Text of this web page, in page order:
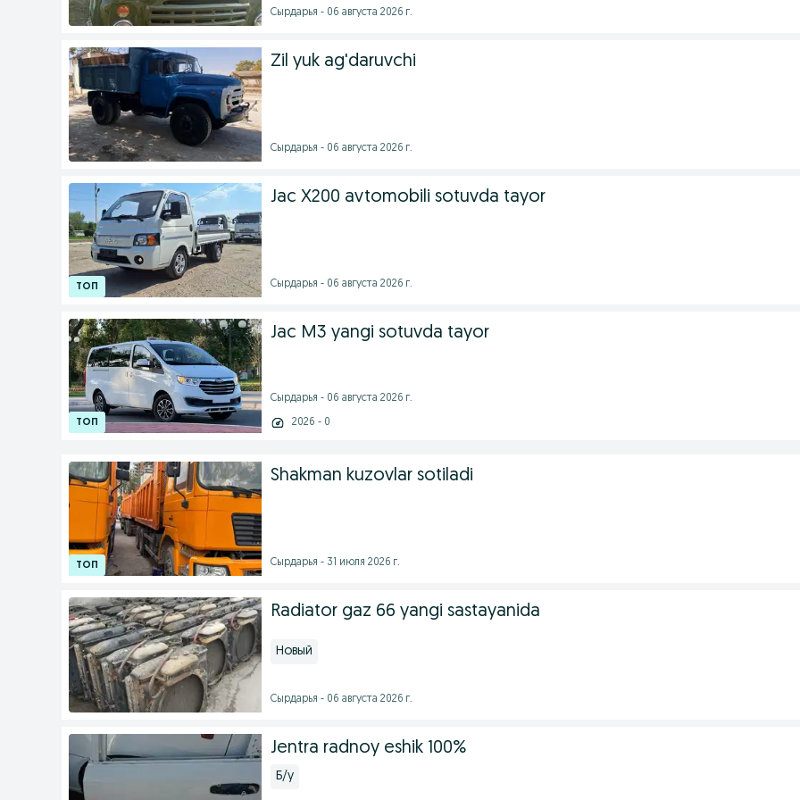
Сырдарья - 06 августа 2026 г.
Zil yuk ag'daruvchi
Сырдарья - 06 августа 2026 г.
Jac X200 avtomobili sotuvda tayor
Сырдарья - 06 августа 2026 г.
Jac M3 yangi sotuvda tayor
Сырдарья - 06 августа 2026 г.
2026 - 0
Shakman kuzovlar sotiladi
Сырдарья - 31 июля 2026 г.
Radiator gaz 66 yangi sastayanida
Новый
Сырдарья - 06 августа 2026 г.
Jentra radnoy eshik 100%
Б/у